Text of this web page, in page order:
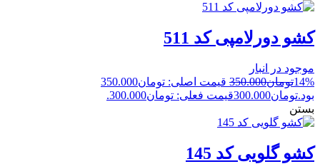
کشو دورلامپی کد 511
موجود در انبار
14%تومان350.000
قیمت اصلی: تومان350.000
بود.تومان300.000قیمت فعلی: تومان300.000.
بستن
کشو گلویی کد 145